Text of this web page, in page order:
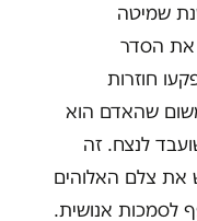
שמיטה
את הסדר
חוזרות
שהאדם הוא
לנצח. זה
את צלם האלוהים
לסמכות אנושית.